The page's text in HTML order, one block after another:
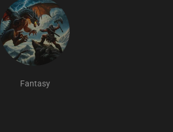
Fantasy